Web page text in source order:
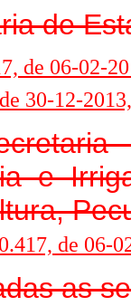
de
de 06-02-
30-12-
e
de 06-
as